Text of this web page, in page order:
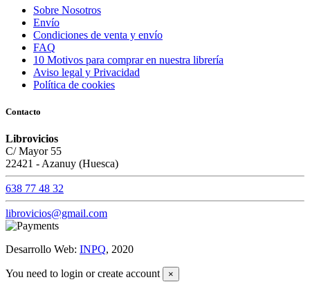
Sobre Nosotros
Envío
Condiciones de venta y envío
FAQ
10 Motivos para comprar en nuestra librería
Aviso legal y Privacidad
Política de cookies
Contacto
Librovicios
C/ Mayor 55
22421 - Azanuy (Huesca)
638 77 48 32
librovicios@gmail.com
Desarrollo Web: INPQ, 2020
You need to login or create account ×